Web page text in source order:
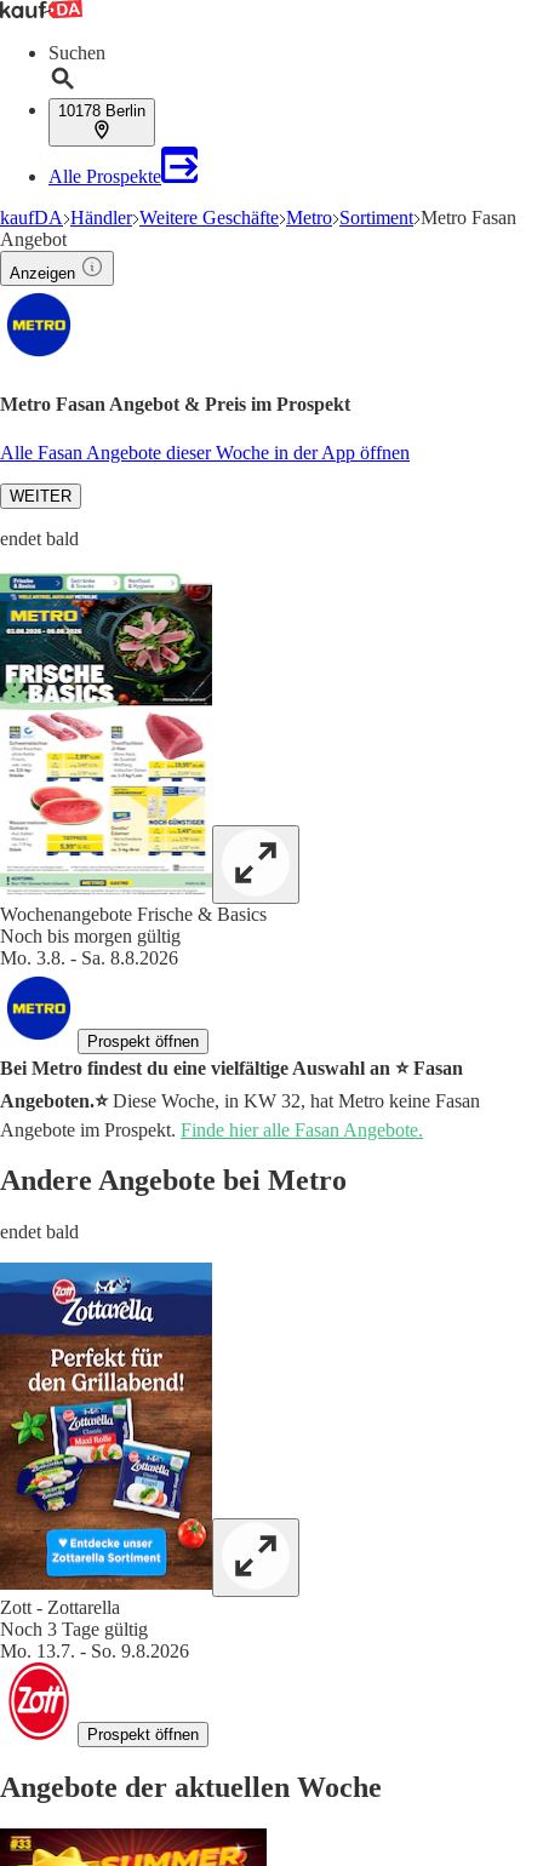
Suchen
10178 Berlin
Alle Prospekte
kaufDA Händler Weitere Geschäfte Metro Sortiment Metro Fasan
Angebot
Anzeigen
Metro Fasan Angebot & Preis im Prospekt
Alle Fasan Angebote dieser Woche in der App öffnen
WEITER
endet bald
Wochenangebote Frische & Basics
Noch bis morgen gültig
Mo. 3.8. - Sa. 8.8.2026
Prospekt öffnen
Bei Metro findest du eine vielfältige Auswahl an ⭐️ Fasan
Angeboten.⭐️Diese Woche, in KW 32, hat Metro keine Fasan
Angebote im Prospekt. Finde hier alle Fasan Angebote.
Andere Angebote bei Metro
endet bald
Zott - Zottarella
Noch 3 Tage gültig
Mo. 13.7. - So. 9.8.2026
Prospekt öffnen
Angebote der aktuellen Woche